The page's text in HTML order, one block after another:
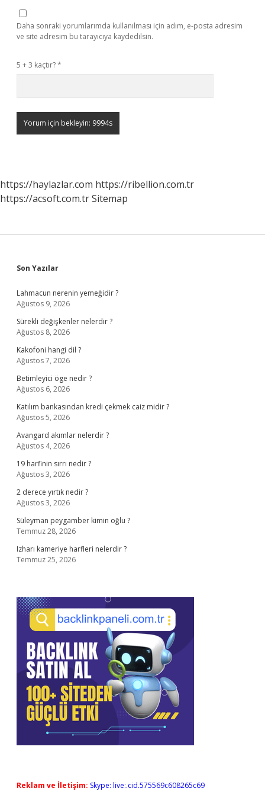
Daha sonraki yorumlarımda kullanılması için adım, e-posta adresim
ve site adresim bu tarayıcıya kaydedilsin.
5 + 3 kaçtır?*
https://haylazlar.com https://ribellion.com.tr
https://acsoft.com.trSitemap
Sidebar
Son Yazılar
Lahmacun nerenin yemeğidir ?
Ağustos 9, 2026
Sürekli değişkenler nelerdir ?
Ağustos 8, 2026
Kakofoni hangi dil ?
Ağustos 7, 2026
Betimleyici öge nedir ?
Ağustos 6, 2026
Katılım bankasından kredi çekmek caiz midir ?
Ağustos 5, 2026
Avangard akımlar nelerdir ?
Ağustos 4, 2026
19 harfinin sırrı nedir ?
Ağustos 3, 2026
2 derece yırtık nedir ?
Ağustos 3, 2026
Süleyman peygamber kimin oğlu ?
Temmuz 28, 2026
Izharı kameriye harfleri nelerdir ?
Temmuz 25, 2026
Reklam ve İletişim: Skype: live:.cid.575569c608265c69